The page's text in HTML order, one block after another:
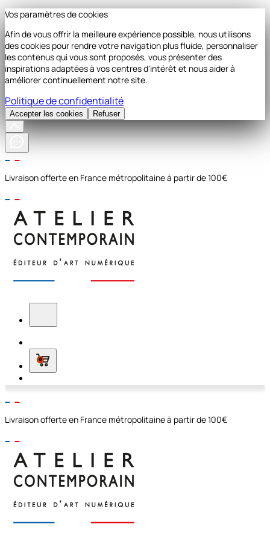
Vos paramètres de cookies
Afin de vous offrir la meilleure expérience possible, nous utilisons
des cookies pour rendre votre navigation plus fluide, personnaliser
les contenus qui vous sont proposés, vous présenter des
inspirations adaptées à vos centres d'intérêt et nous aider à
améliorer continuellement notre site.
Politique de confidentialité
Accepter les cookies Refuser
Livraison offerte en France métropolitaine à partir de 100€
0
Livraison offerte en France métropolitaine à partir de 100€